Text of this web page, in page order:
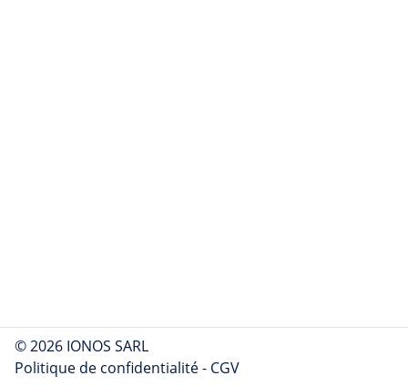
© 2026 IONOS SARL
Politique de confidentialité- CGV